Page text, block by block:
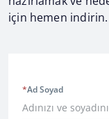
için hemen indirin.
Ad Soyad
*